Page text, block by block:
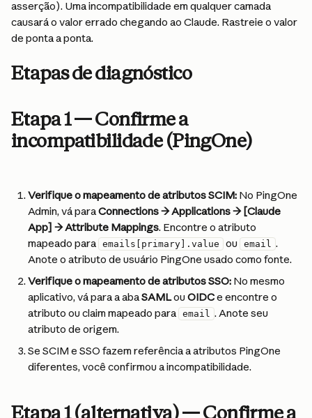
asserção). Uma incompatibilidade em qualquer camada
causará o valor errado chegando ao Claude. Rastreie o valor
de ponta a ponta.
Etapas de diagnóstico
Etapa 1 — Confirme a
incompatibilidade (PingOne)
Verifique o mapeamento de atributos SCIM: No PingOne
Admin, vá para Connections → Applications → [Claude
App] → Attribute Mappings. Encontre o atributo
mapeado para emails[primary].value ou email .
Anote o atributo de usuário PingOne usado como fonte.
Verifique o mapeamento de atributos SSO: No mesmo
aplicativo, vá para a aba SAML ou OIDC e encontre o
atributo ou claim mapeado para email . Anote seu
atributo de origem.
Se SCIM e SSO fazem referência a atributos PingOne
diferentes, você confirmou a incompatibilidade.
Etapa 1 (alternativa) — Confirme a